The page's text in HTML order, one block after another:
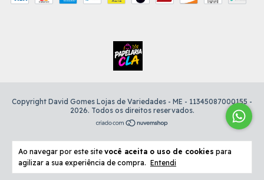
Ao navegar por este site você aceita o uso de cookies para
agilizar a sua experiência de compra. Entendi
Copyright David Gomes Lojas de Variedades - ME - 11345087000155 -
2026. Todos os direitos reservados.